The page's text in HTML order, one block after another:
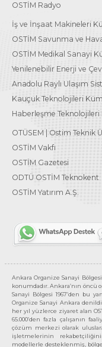
OSTİM Radyo
İş ve İnşaat Makineleri
OSTİM Savunma ve
OSTİM Medikal Sanayi
Yenilenebilir Enerji ve
Anadolu Raylı Ulaşım
Kauçuk Teknolojileri
Haberleşme
OTÜSEM | Ostim Teknik
OSTİM Vakfı
OSTİM Gazetesi
ODTÜ OSTİM Teknokent
OSTİM Yatırım A.Ş.
Ankara Organize Sanayi
konumdadır. Ankara’nın
Sanayi Bölgesi 1967’den bu
Organize Sanayi Ankara
her yıl yüzlerce ziyaret alan
65.000’den fazla çalışanın
çözüm merkezi olarak
işletmelerinin
modellerle desteklenmiş,